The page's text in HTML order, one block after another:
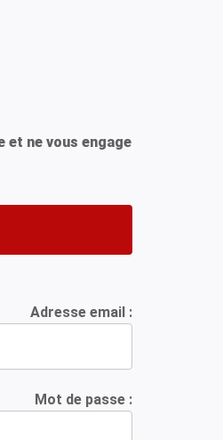
ne vous engage
Adresse email :
Mot de passe :